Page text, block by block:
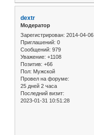
dextr
Модератор
Зарегистрирован: 2014-04-06
Приглашений: 0
Сообщений: 979
Уважение: +1108
Позитив: +66
Пол: Мужской
Провел на форуме:
25 дней 2 часа
Последний визит:
2023-01-31 10:51:28